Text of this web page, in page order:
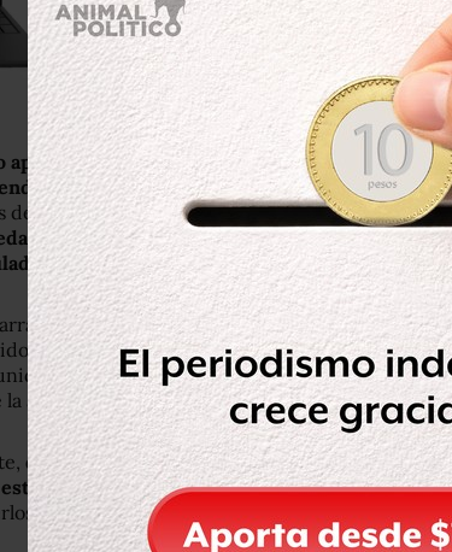
aplica para “servidores públicos de la
delegaciones, órganos
decir, únicamente deben acatarla empleados del
exentos de su aplicación los poderes
pueden ser fijados sin ningún límite.
consultada en torno a su nómina de
congruentes con el tema de la austeridad y, de
de reiterar que esta legislatura trabaja con
anterior.”
que los tabuladores con los cuales se fijó el
establecidos (desde antes de su llegada a
de un día para otro, sin que eso te signifique